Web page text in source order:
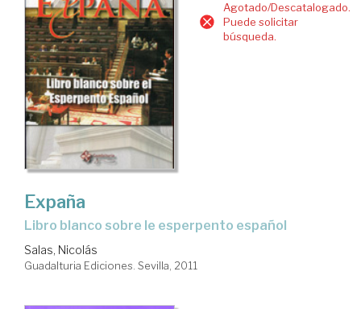
Agotado/Descatalogado.
Puede solicitar
búsqueda.
Expaña
libro blanco sobre le esperpento español
Salas, Nicolás
Guadalturia Ediciones. Sevilla, 2011